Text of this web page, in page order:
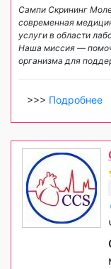
Сампи Скрининг
современная
услуги в области
Наша миссия —
организма для
>>> Подробнее